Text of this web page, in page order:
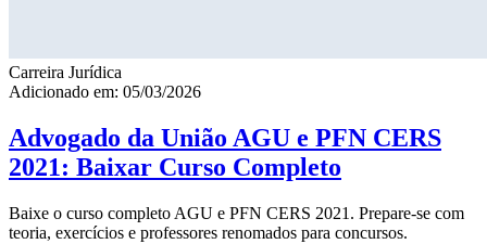
Carreira Jurídica
Adicionado em: 05/03/2026
Advogado da União AGU e PFN CERS
2021: Baixar Curso Completo
Baixe o curso completo AGU e PFN CERS 2021. Prepare-se com
teoria, exercícios e professores renomados para concursos.